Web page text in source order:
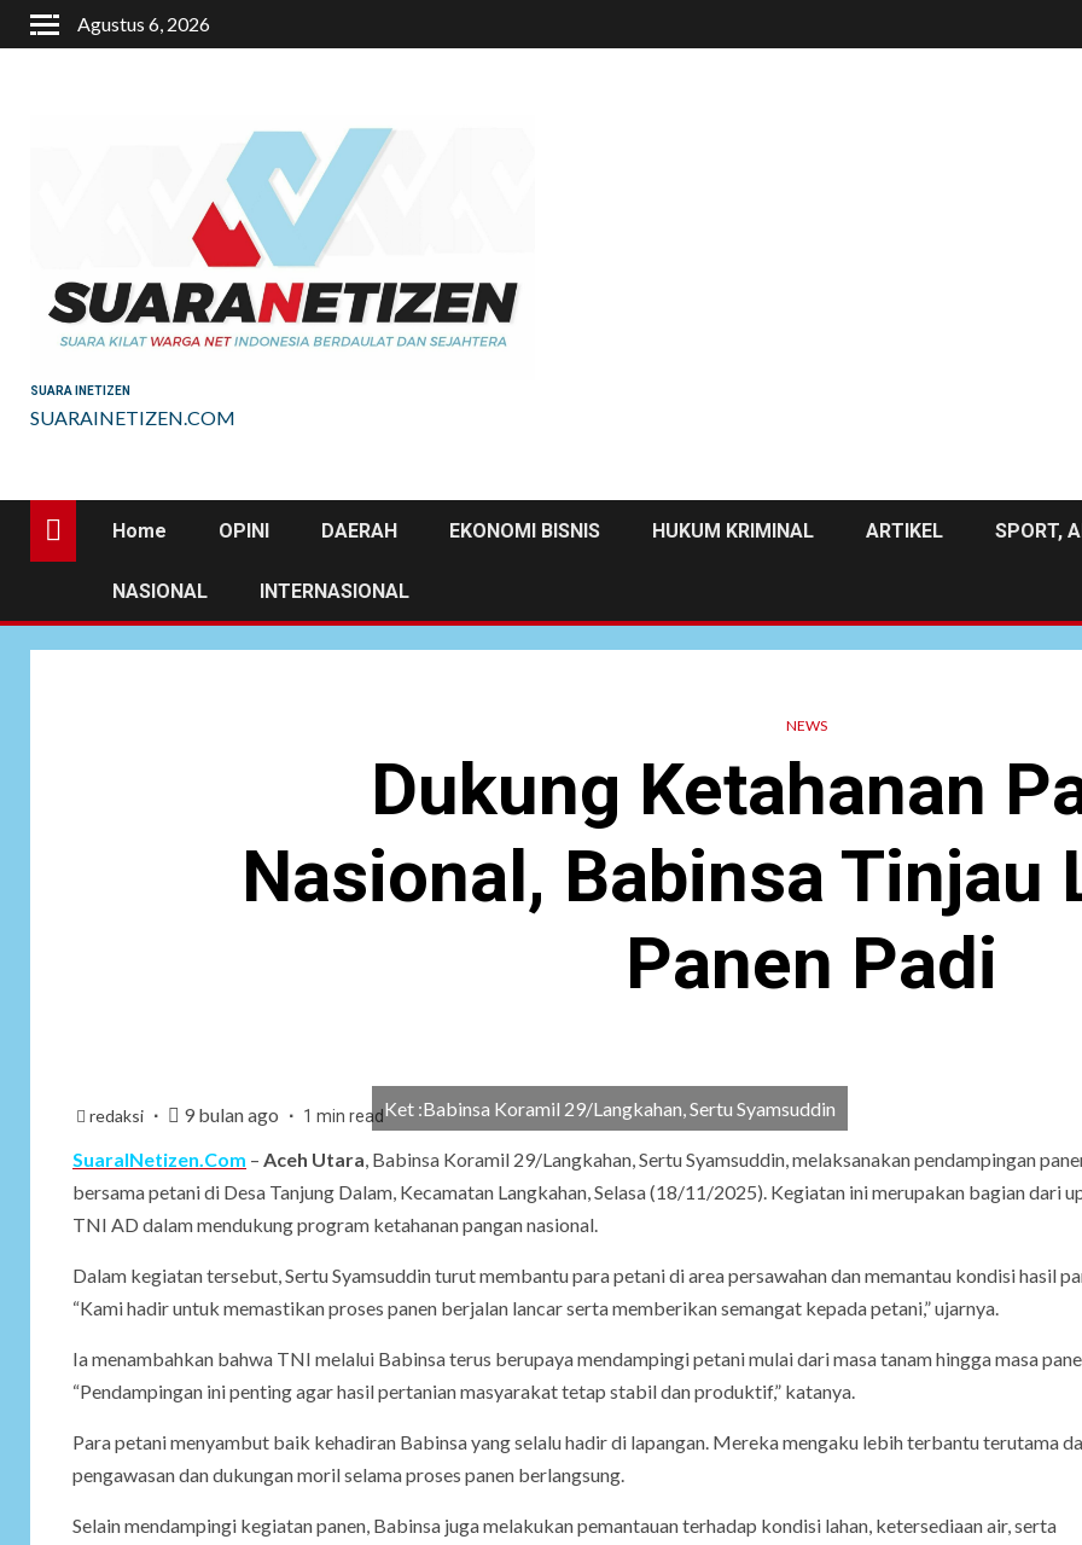
Skip
to
Agustus 6, 2026
SUARA INETIZEN
SUARAINETIZEN.COM
Home OPINI DAERAH EKONOMI BISNIS HUKUM KRIMINAL ARTIKEL SPORT,
NASIONAL INTERNASIONAL
NEWS
Dukung Ketahanan
Nasional, Babinsa Tinjau
Panen Padi
redaksi 9 bulan ago 1 min readKet :Babinsa Koramil 29/Langkahan, Sertu Syamsuddin
SuaraINetizen.Com – Aceh Utara, Babinsa Koramil 29/Langkahan, Sertu Syamsuddin, melaksanakan pendampingan
bersama petani di Desa Tanjung Dalam, Kecamatan Langkahan, Selasa (18/11/2025). Kegiatan ini merupakan bagian dari
TNI AD dalam mendukung program ketahanan pangan nasional.
Dalam kegiatan tersebut, Sertu Syamsuddin turut membantu para petani di area persawahan dan memantau kondisi hasil
“Kami hadir untuk memastikan proses panen berjalan lancar serta memberikan semangat kepada petani,” ujarnya.
Ia menambahkan bahwa TNI melalui Babinsa terus berupaya mendampingi petani mulai dari masa tanam hingga masa
“Pendampingan ini penting agar hasil pertanian masyarakat tetap stabil dan produktif,” katanya.
Para petani menyambut baik kehadiran Babinsa yang selalu hadir di lapangan. Mereka mengaku lebih terbantu terutama
pengawasan dan dukungan moril selama proses panen berlangsung.
Selain mendampingi kegiatan panen, Babinsa juga melakukan pemantauan terhadap kondisi lahan, ketersediaan air, serta